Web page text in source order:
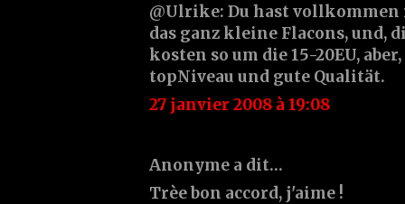
@Ulrike: Du hast
das ganz kleine Flacons, und,
kosten so um die 15-20EU,
topNiveau und gute Qualität.
27 janvier 2008 à 19:08
Anonyme a dit…
Trèe bon accord, j'aime !